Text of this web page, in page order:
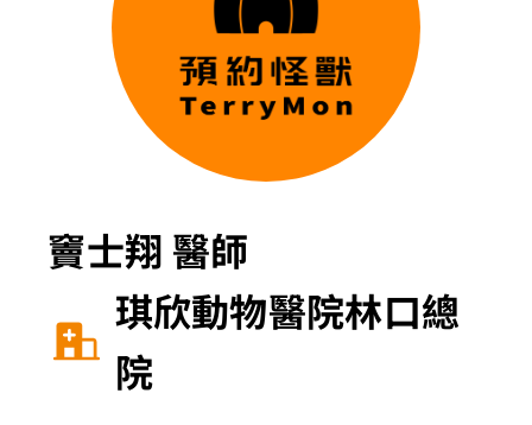
竇士翔 醫師
琪欣動物醫院林口總
院